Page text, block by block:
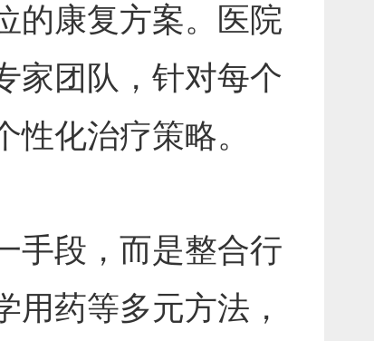
的康复方案。医院
家团队，针对每个
化治疗策略。
段，而是整合行
用药等多元方法，